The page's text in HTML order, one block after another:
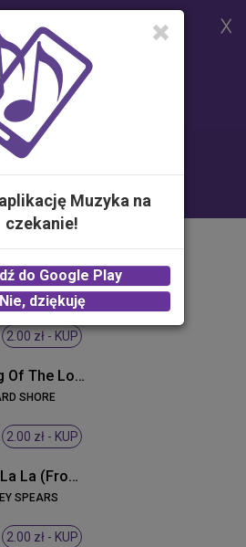
usług i zgodnie z
Plików Cookies.
określić warunki
lub dostępu do
cookies w Twojej
przeglądarce
Radagast The Brown (Album Version)
SHORE
2.00 zł - KUP
Song Of The Lonely Mountain (Album Version)
SHORE
2.00 zł - KUP
Ooh La La (From The Smurfs 2)
SPEARS
2.00 zł - KUP
Muzyka na
czekanie!
do Google Play
Nie, dziękuję